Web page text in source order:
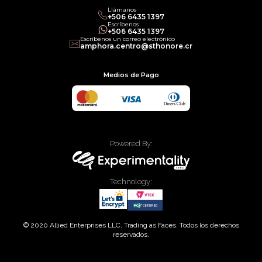
Llámanos
+506 6435 1397
Escríbenos
+506 6435 1397
Escríbenos un correo electrónico
amphora.centro@sthonore.cr
Medios de Pago
Powered By:
Technology:
© 2020 Allied Enterprises LLC, Trading as Faces. Todos los derechos
reservados.